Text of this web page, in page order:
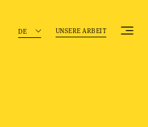
UNSERE ARBEIT
DE